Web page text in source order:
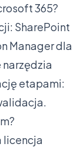
365?
SharePoint
Manager dla
etapami:
licencja